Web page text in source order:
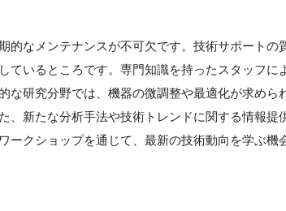
的なメンテナンスが不可欠です。技術サポートの
ているところです。専門知識を持ったスタッフに
な研究分野では、機器の微調整や最適化が求めら
、新たな分析手法や技術トレンドに関する情報提
ークショップを通じて、最新の技術動向を学ぶ機